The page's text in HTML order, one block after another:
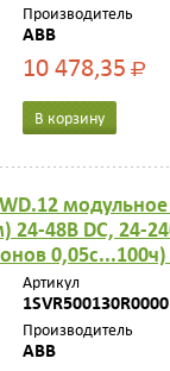
Производитель
ABB
10 478,35Р
В корзину
48B DC, 24-
Артикул
1SVR500130R0000
Производитель
ABB